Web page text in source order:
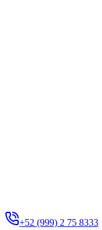
+52 (999) 2 75 8333